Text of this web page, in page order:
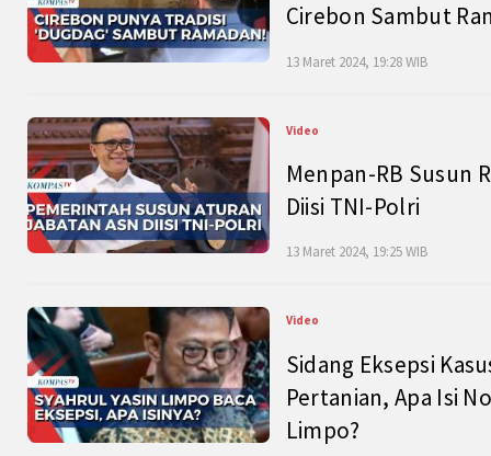
Cirebon Sambut
13 Maret 2024, 19:28 WIB
Video
Menpan-RB Susun
Diisi TNI-Polri
13 Maret 2024, 19:25 WIB
Video
Sidang Eksepsi
Pertanian, Apa Isi
Limpo?